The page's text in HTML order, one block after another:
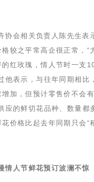
会相关负责人陈先生表
较之平常高企很正常，“
红玫瑰，情人节时一支
他表示，与往年同期相比
加，但预计零售价不会
应的鲜切花品种、数量都
价格比起去年同期只会“
情人节鲜花预订波澜不惊